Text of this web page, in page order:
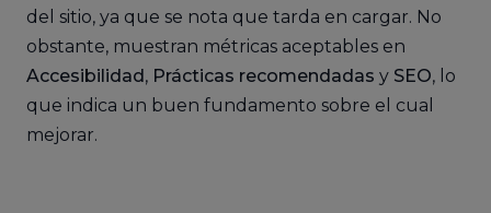
del sitio, ya que se nota que tarda en cargar. No
obstante, muestran métricas aceptables en
Accesibilidad, Prácticas recomendadas y SEO, lo
que indica un buen fundamento sobre el cual
mejorar.